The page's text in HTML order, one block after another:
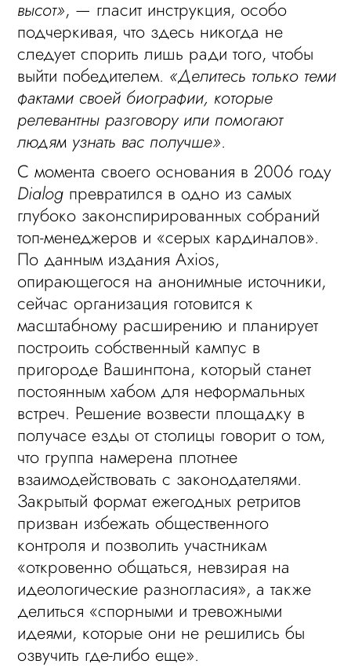
высот», — гласит инструкция, особо
подчеркивая, что здесь никогда не
следует спорить лишь ради того, чтобы
выйти победителем. «Делитесь только теми
фактами своей биографии, которые
релевантны разговору или помогают
людям узнать вас получше».
С момента своего основания в 2006 году
Dialog превратился в одно из самых
глубоко законспирированных собраний
топ-менеджеров и «серых кардиналов».
По данным издания Axios,
опирающегося на анонимные источники,
сейчас организация готовится к
масштабному расширению и планирует
построить собственный кампус в
пригороде Вашингтона, который станет
постоянным хабом для неформальных
встреч. Решение возвести площадку в
получасе езды от столицы говорит о том,
что группа намерена плотнее
взаимодействовать с законодателями.
Закрытый формат ежегодных ретритов
призван избежать общественного
контроля и позволить участникам
«откровенно общаться, невзирая на
идеологические разногласия», а также
делиться «спорными и тревожными
идеями, которые они не решились бы
озвучить где-либо еще».